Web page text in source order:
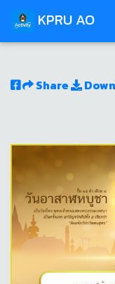
KPRU AO
Share